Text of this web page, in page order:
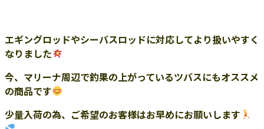
エギングロッドやシーバスロッドに対応してより扱いやすく
なりました
今、マリーナ周辺で釣果の上がっているツバスにもオススメ
の商品です
少量入荷の為、ご希望のお客様はお早めにお願いします